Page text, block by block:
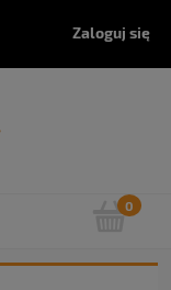
Zaloguj się